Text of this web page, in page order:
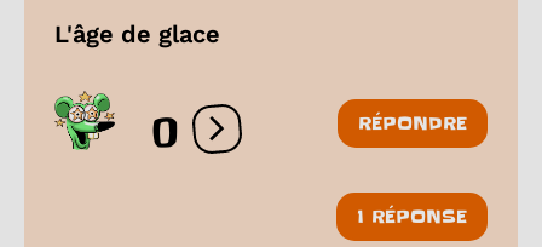
L'âge de glace
0 Ouvrir les réactions
RÉPONDRE
1 RÉPONSE